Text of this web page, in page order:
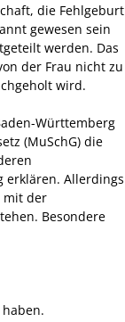
die Fehlgeburt
gewesen sein
werden. Das
der Frau nicht zu
wird.
Württemberg
(MuSchG) die
erklären. Allerdings
mit der
Besondere